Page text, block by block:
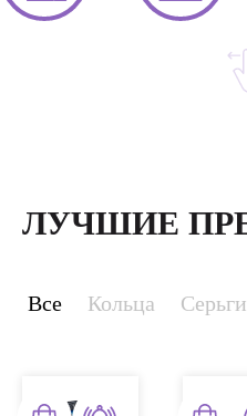
ЛУЧШИЕ
Все Кольца Серьги